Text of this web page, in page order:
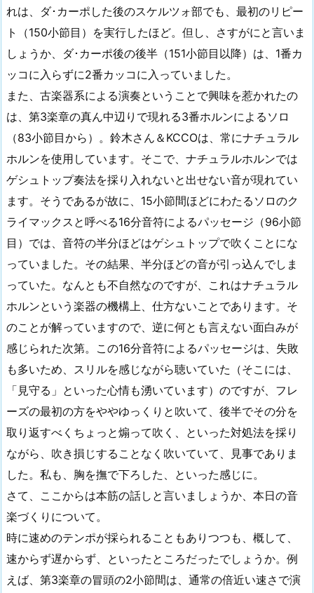
れは、ダ･カーポした後のスケルツォ部でも、最初のリピー
ト（150小節目）を実行したほど。但し、さすがにと言いま
しょうか、ダ･カーポ後の後半（151小節目以降）は、1番カ
ッコに入らずに2番カッコに入っていました。
また、古楽器系による演奏ということで興味を惹かれたの
は、第3楽章の真ん中辺りで現れる3番ホルンによるソロ
（83小節目から）。鈴木さん＆KCCOは、常にナチュラル
ホルンを使用しています。そこで、ナチュラルホルンでは
ゲシュトップ奏法を採り入れないと出せない音が現れてい
ます。そうであるが故に、15小節間ほどにわたるソロのク
ライマックスと呼べる16分音符によるパッセージ（96小節
目）では、音符の半分ほどはゲシュトップで吹くことにな
っていました。その結果、半分ほどの音が引っ込んでしま
っていた。なんとも不自然なのですが、これはナチュラル
ホルンという楽器の機構上、仕方ないことであります。そ
のことが解っていますので、逆に何とも言えない面白みが
感じられた次第。この16分音符によるパッセージは、失敗
も多いため、スリルを感じながら聴いていた（そこには、
「見守る」といった心情も湧いています）のですが、フレ
ーズの最初の方をややゆっくりと吹いて、後半でその分を
取り返すべくちょっと煽って吹く、といった対処法を採り
ながら、吹き損じすることなく吹いていて、見事でありま
した。私も、胸を撫で下ろした、といった感じに。
さて、ここからは本筋の話しと言いましょうか、本日の音
楽づくりについて。
時に速めのテンポが採られることもありつつも、概して、
速からず遅からず、といったところだったでしょうか。例
えば、第3楽章の冒頭の2小節間は、通常の倍近い速さで演